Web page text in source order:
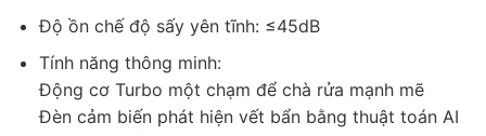
Độ ồn chế độ sấy yên tĩnh: ≤45dB
Tính năng thông minh:
Động cơ Turbo một chạm để chà rửa mạnh mẽ
Đèn cảm biến phát hiện vết bẩn bằng thuật toán AI